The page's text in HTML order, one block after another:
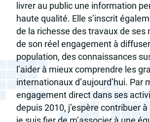
livrer au public une information
haute qualité. Elle s’inscrit
de la richesse des travaux de ses
de son réel engagement à
population, des connaissances
l’aider à mieux comprendre les
internationaux d’aujourd’hui. Par
engagement direct dans ses
depuis 2010, j’espère contribuer